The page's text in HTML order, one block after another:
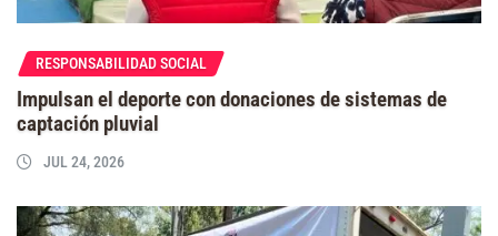
RESPONSABILIDAD SOCIAL
Impulsan el deporte con donaciones de sistemas de
captación pluvial
JUL 24, 2026